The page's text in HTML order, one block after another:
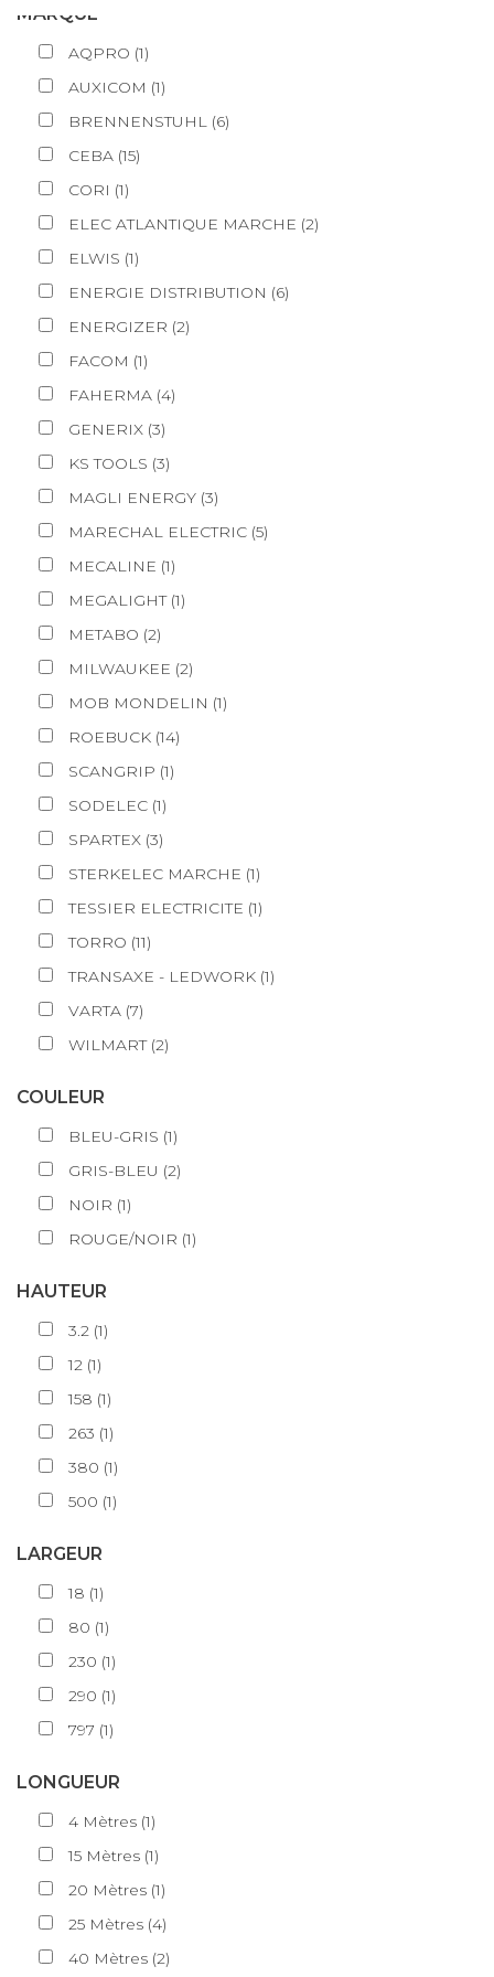
MARQUE
AQPRO (1)
AUXICOM (1)
BRENNENSTUHL (6)
CEBA (15)
CORI (1)
ELEC ATLANTIQUE MARCHE (2)
ELWIS (1)
ENERGIE DISTRIBUTION (6)
ENERGIZER (2)
FACOM (1)
FAHERMA (4)
GENERIX (3)
KS TOOLS (3)
MAGLI ENERGY (3)
MARECHAL ELECTRIC (5)
MECALINE (1)
MEGALIGHT (1)
METABO (2)
MILWAUKEE (2)
MOB MONDELIN (1)
ROEBUCK (14)
SCANGRIP (1)
SODELEC (1)
SPARTEX (3)
STERKELEC MARCHE (1)
TESSIER ELECTRICITE (1)
TORRO (11)
TRANSAXE - LEDWORK (1)
VARTA (7)
WILMART (2)
COULEUR
BLEU-GRIS (1)
GRIS-BLEU (2)
NOIR (1)
ROUGE/NOIR (1)
HAUTEUR
3.2 (1)
12 (1)
158 (1)
263 (1)
380 (1)
500 (1)
LARGEUR
18 (1)
80 (1)
230 (1)
290 (1)
797 (1)
LONGUEUR
4 Mètres (1)
15 Mètres (1)
20 Mètres (1)
25 Mètres (4)
40 Mètres (2)